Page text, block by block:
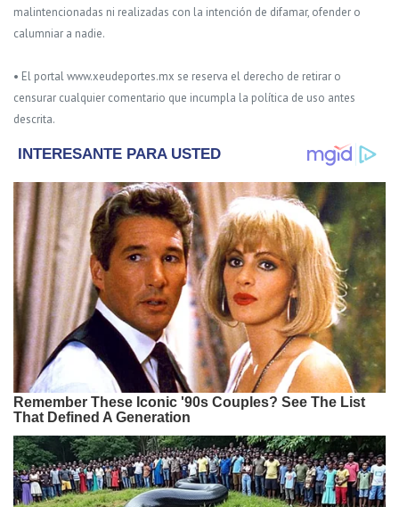
malintencionadas ni realizadas con la intención de difamar, ofender o
calumniar a nadie.
• El portal www.xeudeportes.mx se reserva el derecho de retirar o
censurar cualquier comentario que incumpla la política de uso antes
descrita.